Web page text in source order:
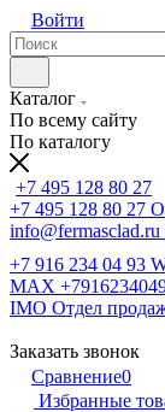
Войти
Каталог
По всему сайту
По каталогу
+7 495 128 80 27
+7 495 128 80 27
info@fermasclad.ru
+7 916 234 04 93
MAX
IMO Отдел
Заказать звонок
Сравнение0
Избранные